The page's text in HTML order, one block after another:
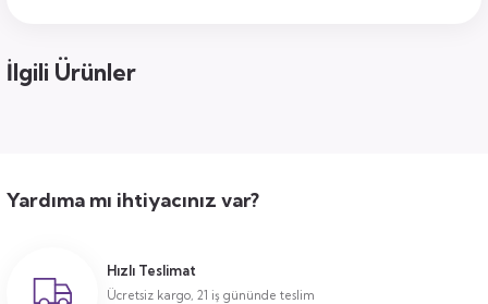
İlgili Ürünler
Yardıma mı ihtiyacınız var?
Hızlı Teslimat
Ücretsiz kargo, 21 iş gününde teslim